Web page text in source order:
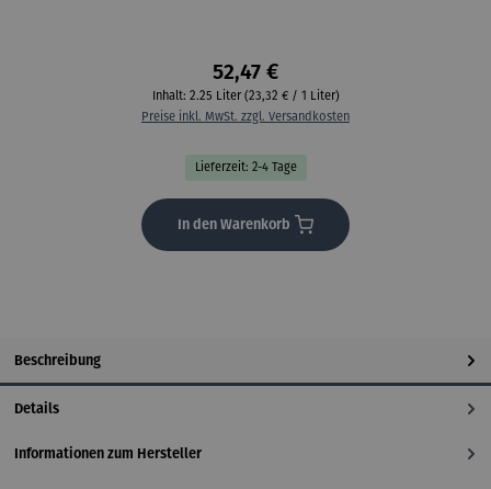
52,47 €
Inhalt: 2.25 Liter (23,32 € / 1 Liter)
Preise inkl. MwSt. zzgl. Versandkosten
Lieferzeit: 2-4 Tage
In den Warenkorb
Beschreibung
Details
Informationen zum Hersteller